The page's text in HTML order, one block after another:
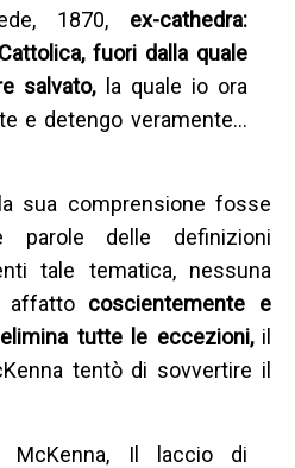
1870, ex-cathedra:
fuori dalla quale
salvato, la quale io ora
e detengo veramente…
sua comprensione fosse
parole delle definizioni
tale tematica, nessuna
affatto coscientemente e
tutte le eccezioni, il
tentò di sovvertire il
McKenna, Il laccio di